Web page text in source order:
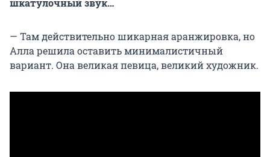
шкатулочный звук…
— Там действительно шикарная аранжировка, но
Алла решила оставить минималистичный
вариант. Она великая певица, великий художник.